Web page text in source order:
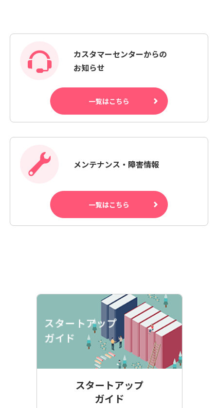
カスタマーセンターからの
お知らせ
一覧はこちら
メンテナンス・障害情報
一覧はこちら
スタートアップ
ガイド